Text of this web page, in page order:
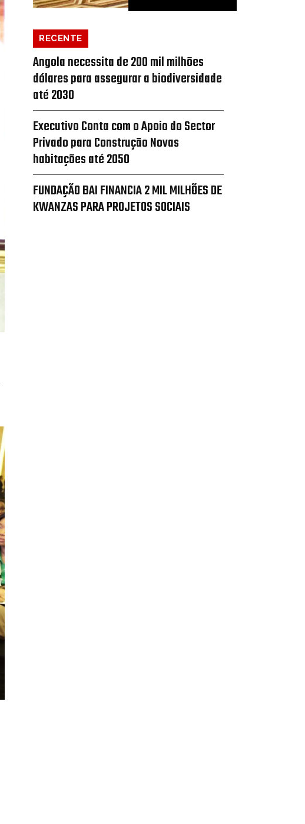
RECENTE
Angola necessita de 200 mil milhões
dólares para assegurar a biodiversidade
até 2030
Executivo Conta com o Apoio do Sector
Privado para Construção Novas
habitações até 2050
FUNDAÇÃO BAI FINANCIA 2 MIL MILHÕES DE
KWANZAS PARA PROJETOS SOCIAIS